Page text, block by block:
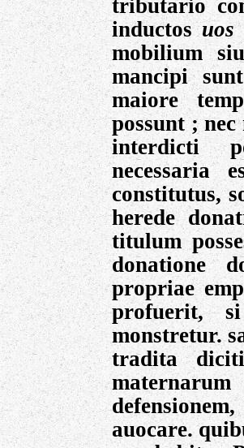
tributario
inductosuos
mobilium
mancipi
maiore
possunt ;
interdicti
necessaria
constitutus,
herede
titulum
donatione
propriae
profuerit,
monstretur.
tradita
defensionem,
auocare.